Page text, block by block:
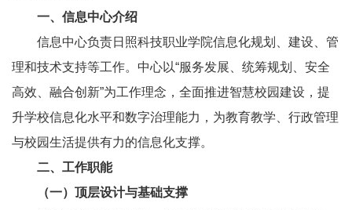
一、信息中心介绍
信息中心负责日照科技职业学院信息化规划、建设、管
理和技术支持等工作。中心以“服务发展、统筹规划、安全
高效、融合创新”为工作理念，全面推进智慧校园建设，提
升学校信息化水平和数字治理能力，为教育教学、行政管理
与校园生活提供有力的信息化支撑。
二、工作职能
（一）顶层设计与基础支撑